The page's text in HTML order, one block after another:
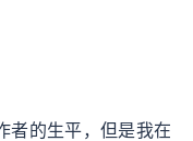
者的生平，但是我在